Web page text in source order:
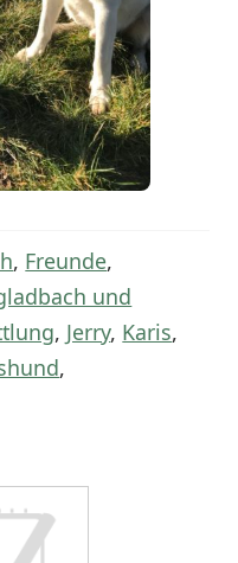
, Freunde,
und
, Jerry, Karis,
,